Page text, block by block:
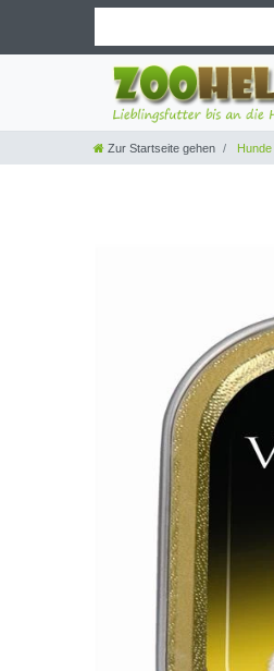
Zur Startseite gehen Hunde